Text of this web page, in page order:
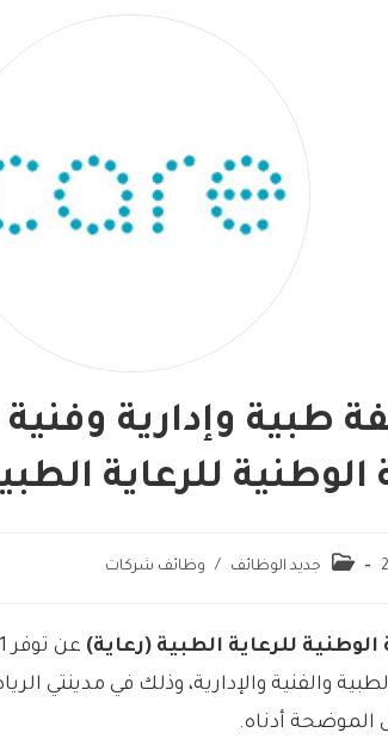
طبية وإدارية
للرعاية
جديد الوظائف / وظائف شركات
للرعاية الطبية (رعاية)
والفنية والإدارية، وذلك في مدينتي
الموضحة أدناه.